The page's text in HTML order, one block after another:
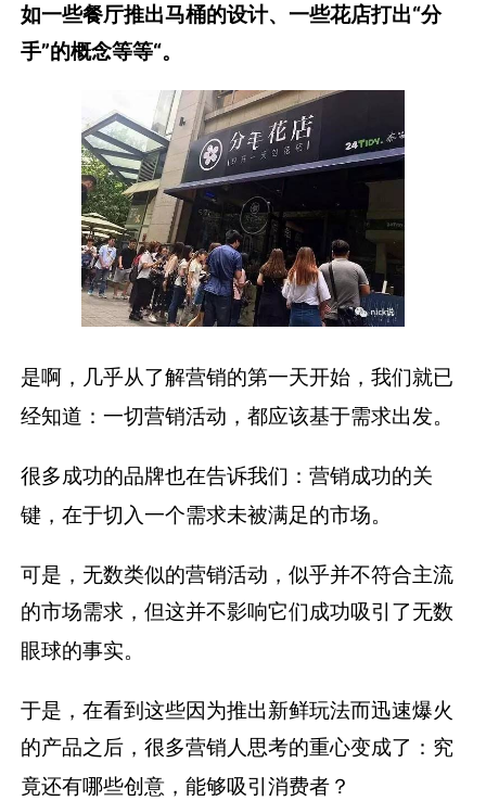
如一些餐厅推出马桶的设计、一些花店打出“分
手”的概念等等“。
是啊，几乎从了解营销的第一天开始，我们就已
经知道：一切营销活动，都应该基于需求出发。
很多成功的品牌也在告诉我们：营销成功的关
键，在于切入一个需求未被满足的市场。
可是，无数类似的营销活动，似乎并不符合主流
的市场需求，但这并不影响它们成功吸引了无数
眼球的事实。
于是，在看到这些因为推出新鲜玩法而迅速爆火
的产品之后，很多营销人思考的重心变成了：究
竟还有哪些创意，能够吸引消费者？